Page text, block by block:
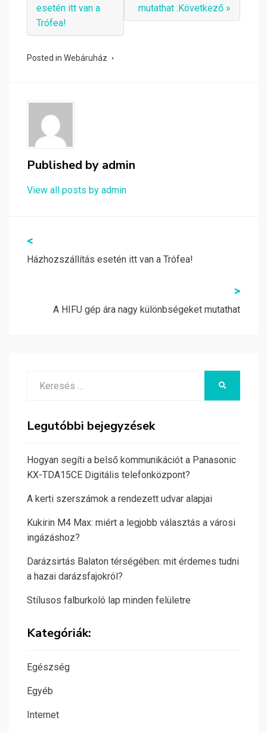
esetén itt van a
Trófea!
mutathat :Következő »
Posted in Webáruház
Published by admin
View all posts by admin
Bejegyzés
navigáció
<
Házhozszállítás esetén itt van a Trófea!
>
A HIFU gép ára nagy különbségeket mutathat
Legutóbbi bejegyzések
Hogyan segíti a belső kommunikációt a Panasonic
KX-TDA15CE Digitális telefonközpont?
A kerti szerszámok a rendezett udvar alapjai
Kukirin M4 Max: miért a legjobb választás a városi
ingázáshoz?
Darázsirtás Balaton térségében: mit érdemes tudni
a hazai darázsfajokról?
Stílusos falburkoló lap minden felületre
Kategóriák:
Egészség
Egyéb
Internet